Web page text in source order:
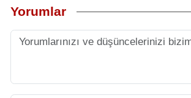
Yorumlar